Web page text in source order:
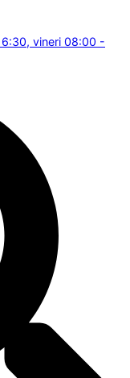
vineri 08:00 -